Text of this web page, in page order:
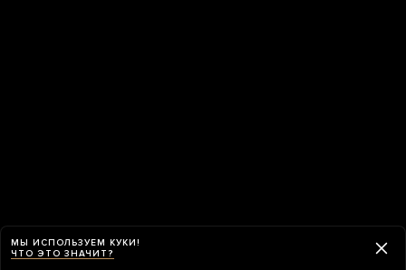
МЫ ИСПОЛЬЗУЕМ КУКИ!
ЧТО ЭТО ЗНАЧИТ?